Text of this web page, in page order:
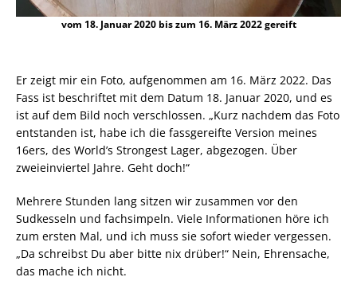
vom 18. Januar 2020 bis zum 16. März 2022 gereift
Er zeigt mir ein Foto, aufgenommen am 16. März 2022. Das
Fass ist beschriftet mit dem Datum 18. Januar 2020, und es
ist auf dem Bild noch verschlossen. „Kurz nachdem das Foto
entstanden ist, habe ich die fassgereifte Version meines
16ers, des World’s Strongest Lager, abgezogen. Über
zweieinviertel Jahre. Geht doch!“
Mehrere Stunden lang sitzen wir zusammen vor den
Sudkesseln und fachsimpeln. Viele Informationen höre ich
zum ersten Mal, und ich muss sie sofort wieder vergessen.
„Da schreibst Du aber bitte nix drüber!“ Nein, Ehrensache,
das mache ich nicht.